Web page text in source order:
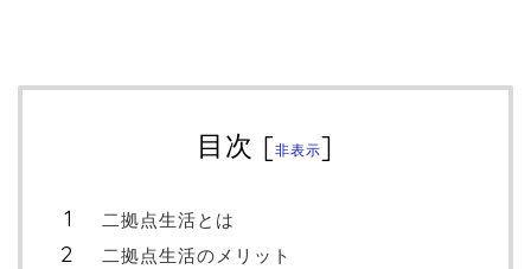
目次 [非表示]
二拠点生活とは
二拠点生活のメリット